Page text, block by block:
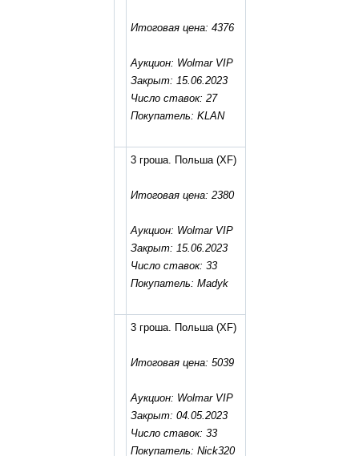
Итоговая цена: 4376
Аукцион: Wolmar VIP
Закрыт: 15.06.2023
Число ставок: 27
Покупатель: KLAN
3 гроша. Польша(XF)
Итоговая цена: 2380
Аукцион: Wolmar VIP
Закрыт: 15.06.2023
Число ставок: 33
Покупатель: Madyk
3 гроша. Польша(XF)
Итоговая цена: 5039
Аукцион: Wolmar VIP
Закрыт: 04.05.2023
Число ставок: 33
Покупатель: Nick320